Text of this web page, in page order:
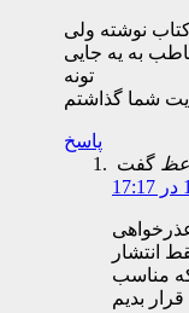
نوشته ولی
به یه جایی
تونه
شما گذاشتم
پاسخ
انتشار
مناسب
بدیم